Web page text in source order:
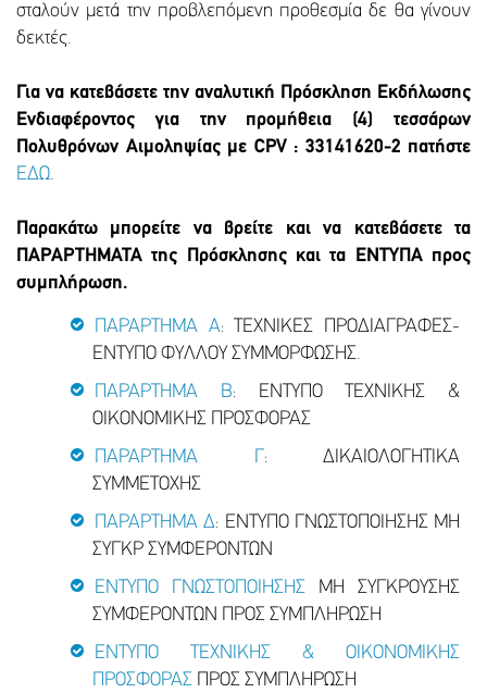
σταλούν μετά την προβλεπόμενη προθεσμία δε θα γίνουν
δεκτές.
Για να κατεβάσετε την αναλυτική Πρόσκληση Εκδήλωσης
Ενδιαφέροντος για την προμήθεια (4) τεσσάρων
Πολυθρόνων Αιμοληψίας με CPV : 33141620-2 πατήστε
ΕΔΩ.
Παρακάτω μπορείτε να βρείτε και να κατεβάσετε τα
ΠΑΡΑΡΤΗΜΑΤΑ της Πρόσκλησης και τα ΕΝΤΥΠΑ προς
συμπλήρωση.
ΠΑΡΑΡΤΗΜΑ Α: ΤΕΧΝΙΚΕΣ ΠΡΟΔΙΑΓΡΑΦΕΣ-
ΕΝΤΥΠΟ ΦΥΛΛΟΥ ΣΥΜΜΟΡΦΩΣΗΣ.
ΠΑΡΑΡΤΗΜΑ Β: ΕΝΤΥΠΟ ΤΕΧΝΙΚΗΣ &
ΟΙΚΟΝΟΜΙΚΗΣ ΠΡΟΣΦΟΡΑΣ
ΠΑΡΑΡΤΗΜΑ Γ: ΔΙΚΑΙΟΛΟΓΗΤΙΚΑ
ΣΥΜΜΕΤΟΧΗΣ
ΠΑΡΑΡΤΗΜΑ Δ: ΕΝΤΥΠΟ ΓΝΩΣΤΟΠΟΙΗΣΗΣ ΜΗ
ΣΥΓΚΡ ΣΥΜΦΕΡΟΝΤΩΝ
ΕΝΤΥΠΟ ΓΝΩΣΤΟΠΟΙΗΣΗΣ ΜΗ ΣΥΓΚΡΟΥΣΗΣ
ΣΥΜΦΕΡΟΝΤΩΝ ΠΡΟΣ ΣΥΜΠΛΗΡΩΣΗ
ΕΝΤΥΠΟ ΤΕΧΝΙΚΗΣ & ΟΙΚΟΝΟΜΙΚΗΣ
ΠΡΟΣΦΟΡΑΣ ΠΡΟΣ ΣΥΜΠΛΗΡΩΣΗ